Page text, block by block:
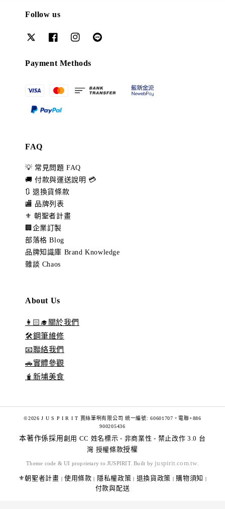
Follow us
Payment Methods
FAQ
💡 常見問題 FAQ
🚚 付款與運送說明 💳
🔃 退換貨條款
🏬 品牌列表
⚜️ 朝聖者計畫
🏢企業訂製
部落格 Blog
品牌知識庫 Brand Knowledge
雜談 Chaos
About Us
👩🏻‍🎓關於我們
🛠️鋼筆維修
📧聯絡我們
🚗實體參觀
🧋新埔美食
©2026 J U S P I R I T 賈絲筆咧有限公司 統一編號: 60601707。電聯+886
900205436
本著作係採用 創用 CC 姓名標示 - 非商業性 - 禁止改作 3.0 台
灣 授權條款授權
Theme code & UI proprietary to JUSPIRIT. Built by juspirit.com.tw
⚜️朝聖者計畫 | 使用條款 | 隱私權政策 | 退換貨政策 | 購物須知 |
付款與配送